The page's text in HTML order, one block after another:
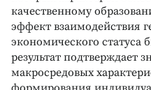
качественному
эффект взаимодействия
экономического статуса
результат подтверждает
макросредовых